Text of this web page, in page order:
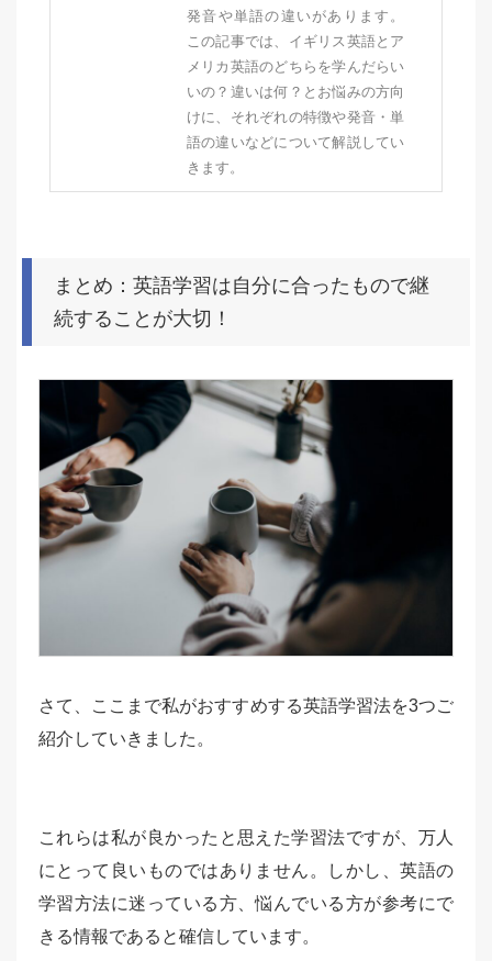
発音や単語の違いがあります。
この記事では、イギリス英語とア
メリカ英語のどちらを学んだらい
いの？違いは何？とお悩みの方向
けに、それぞれの特徴や発音・単
語の違いなどについて解説してい
きます。
まとめ：英語学習は自分に合ったもので継
続することが大切！
さて、ここまで私がおすすめする英語学習法を3つご
紹介していきました。
これらは私が良かったと思えた学習法ですが、万人
にとって良いものではありません。しかし、英語の
学習方法に迷っている方、悩んでいる方が参考にで
きる情報であると確信しています。